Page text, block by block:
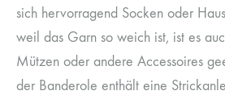
sich hervorragend Socken oder
weil das Garn so weich ist, ist es
Mützen oder andere Accessoires
der Banderole enthält eine